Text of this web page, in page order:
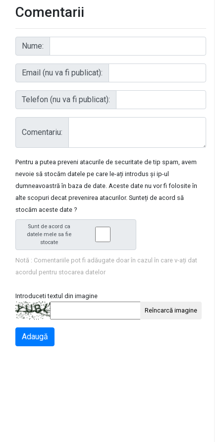
Comentarii
Nume:
Email (nu va fi publicat):
Telefon (nu va fi publicat):
Comentariu:
Pentru a putea preveni atacurile de securitate de tip spam, avem
nevoie să stocăm datele pe care le-ați introdus și ip-ul
dumneavoastră în baza de date. Aceste date nu vor fi folosite în
alte scopuri decat prevenirea atacurilor. Sunteți de acord să
stocăm aceste date ?
Sunt de acord ca
datele mele sa fie
stocate
Notă : Comentariile pot fi adăugate doar în cazul în care v-ați dat
acordul pentru stocarea datelor
Introduceti textul din imagine
Reîncarcă imagine
Adaugă